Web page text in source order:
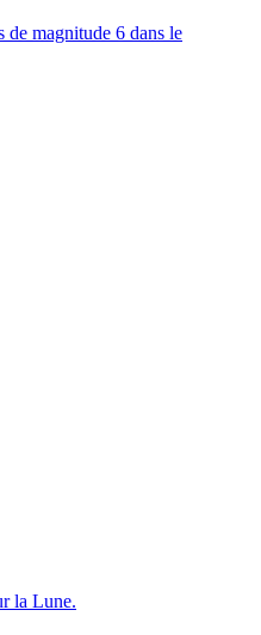
de magnitude 6 dans le
la Lune.